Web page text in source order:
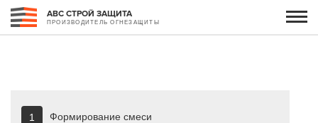
АВС СТРОЙ ЗАЩИТА
ПРОИЗВОДИТЕЛЬ ОГНЕЗАЩИТЫ
Формирование смеси